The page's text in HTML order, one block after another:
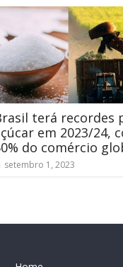
terá recordes
em 2023/24,
do comércio
setembro 1, 2023